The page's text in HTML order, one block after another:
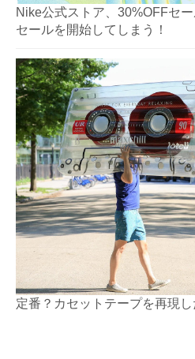
Nike公式ストア、30%OFFセ
セールを開始してしまう！
定番？カセットテープを再現